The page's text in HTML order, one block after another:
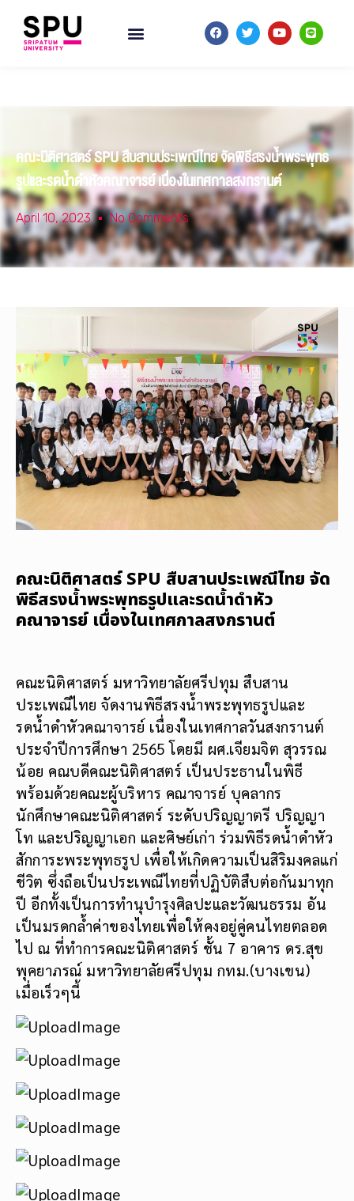
คณะนิติศาสตร์ SPU สืบสานประเพณีไทย จัดพิธีสรงน้ำพระพุทธ
รูปและรดน้ำดำหัวคณาจารย์ เนื่องในเทศกาลสงกรานต์
April 10, 2023 No Comments
คณะนิติศาสตร์ SPU สืบสานประเพณีไทย จัด
พิธีสรงน้ำพระพุทธรูปและรดน้ำดำหัว
คณาจารย์ เนื่องในเทศกาลสงกรานต์
คณะนิติศาสตร์ มหาวิทยาลัยศรีปทุม สืบสาน
ประเพณีไทย จัดงานพิธีสรงน้ำพระพุทธรูปและ
รดน้ำดำหัวคณาจารย์ เนื่องในเทศกาลวันสงกรานต์
ประจำปีการศึกษา 2565 โดยมี ผศ.เจียมจิต สุวรรณ
น้อย คณบดีคณะนิติศาสตร์ เป็นประธานในพิธี
พร้อมด้วยคณะผู้บริหาร คณาจารย์ บุคลากร
นักศึกษาคณะนิติศาสตร์ ระดับปริญญาตรี ปริญญา
โท และปริญญาเอก และศิษย์เก่า ร่วมพิธีรดน้ำดำหัว
สักการะพระพุทธรูป เพื่อให้เกิดความเป็นสิริมงคลแก่
ชีวิต ซึ่งถือเป็นประเพณีไทยที่ปฏิบัติสืบต่อกันมาทุก
ปี อีกทั้งเป็นการทำนุบำรุงศิลปะและวัฒนธรรม อัน
เป็นมรดกล้ำค่าของไทยเพื่อให้คงอยู่คู่คนไทยตลอด
ไป ณ ที่ทำการคณะนิติศาสตร์ ชั้น 7 อาคาร ดร.สุข
พุคยาภรณ์ มหาวิทยาลัยศรีปทุม กทม.(บางเขน)
เมื่อเร็วๆนี้